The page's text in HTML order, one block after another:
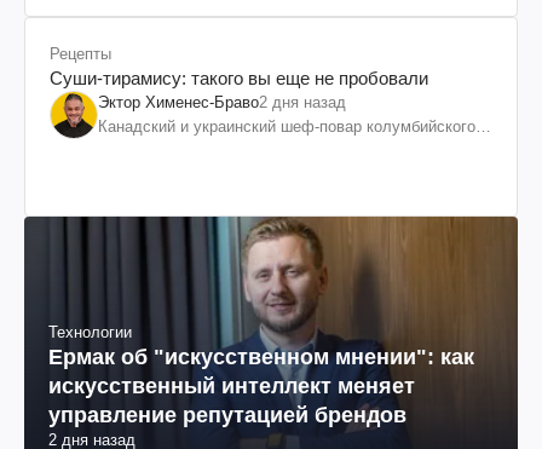
Рецепты
Суши-тирамису: такого вы еще не пробовали
Эктор Хименес-Браво2 дня назад
Канадский и украинский шеф-повар колумбийского
Технологии
Ермак об "искусственном мнении": как
искусственный интеллект меняет
управление репутацией брендов
2 дня назад